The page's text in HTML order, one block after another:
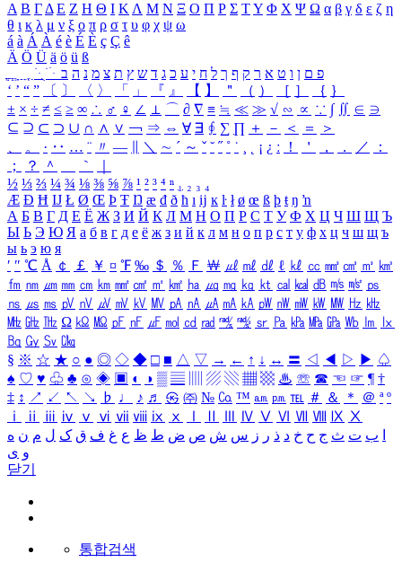
Α Β ΓΔ Ε Ζ Η Θ Ι ΚΛ Μ Ν Ξ Ο Π Ρ Σ ΤΥ Φ Χ Ψ Ω α β γ δ ε ζ η
θ ι κ λ μ ν ξ ο π ρ σ τ υ φ χ ψ ω
á à Á À é è É È ç Ç ê
Ä Ö Ü ä ö ü ß
ִֶֹ ֻּ ׁׂ פ ם ן ו ט א ר ק ף ך ל ח י ע כ ג ד ש ץ ת צ מ נ ה ב
‘ ’ “ ” 〔 〕 〈 〉 「 」 『 』 【 】 ＂ （ ） ［ ］ ｛ ｝
± × ÷ ≠ ≤ ≥ ∞ ∴ ♂ ♀ ∠ ⊥ ⌒ ∂ ∇ ≡ ≒ ≪ ≫ √ ∽ ∝ ∵ ∫ ∬ ∈ ∋
⊆ ⊇ ⊂ ⊃ ∪ ∩ ∧ ∨ ￢ ⇒ ⇔ ∀ ∃ ∮ ∑ ∏ ＋ － ＜ ＝
＞
、
。 · ‥ … ¨ 〃 ― ＼ ∼ ´ ～ ˇ ˘ ˝ ˚ ˙ ¸ ¡ ¿ ː ！ ＇ ， ． ／
：
；
？ ＾ ｀
½ ⅓ ⅔ ¼ ¾ ⅛ ⅜ ⅝ ⅞ ¹ ² ³ ⁴ ⁿ ₁ ₂ ₃ ₄
Æ Ð Ħ Ĳ Ł Ø Œ Þ Ŧ Ŋ æ đ ð ħ ı ĳ ĸ ŀ ł ø œ ß þ ŧ ŋ ŉ
А Б В Г Д Е Ё Ж З И Й К Л М Н О П Р С Т У Ф Х Ц Ч Ш Щ Ъ
Ы Ь Э Ю Я а б в г д е ё ж з и й к л м н о п р с т у ф х ц ч ш щ ъ
ы ь э ю я
′ ″ ℃ Å ￠ ￡ ￥ ¤ ℉ ‰ ＄ ％ Ｆ ￦ ㎕ ㎖ ㎗ ℓ ㎘ ㏄ ㎣ ㎤ ㎥ ㎦
㎙ ㎚ ㎛ ㎜ ㎝ ㎞ ㎟ ㎠ ㎡ ㎢ ㏊ ㎍ ㎎ ㎏ ㏏ ㎈ ㎉ ㏈ ㎧ ㎨ ㎰
㎱ ㎲ ㎳ ㎴ ㎵ ㎶ ㎷ ㎸ ㎹ ㎀ ㎁ ㎂ ㎃ ㎄ ㎺ ㎻ ㎽ ㎾ ㎿ ㎐ ㎑
㎒ ㎓ ㎔ Ω ㏀ ㏁ ㎊ ㎋ ㎌ ㏖ ㏅ ㎭ ㎮ ㎯ ㏛ ㎩ ㎪ ㎫ ㎬ ㏝ ㏐
㏓
㏃ ㏉ ㏜ ㏆
§ ※ ☆ ★ ○ ● ◎ ◇ ◆ □ ■ △ ▽ → ← ↑ ↓ ↔ 〓 ◁ ◀ ▷ ▶ ♤
♠ ♡ ♥ ♧ ♣ ⊙ ◈ ▣ ◐ ◑ ▒ ▤ ▨ ▧ ▦ ▩ ♨ ☏ ☎ ☜ ☞ ¶ †
‡ ↕ ↗ ↙ ↖ ↘ ♭ ♩ ♪ ♬ ㉿ ㈜ № ㏇ ™ ㏂ ㏘ ℡ ＃ ＆ ＊ ＠ ª º
ⅰ
ⅱ ⅲ ⅳ ⅴ ⅵ ⅶ ⅷ ⅸ ⅹ Ⅳ Ⅴ Ⅵ Ⅶ Ⅷ Ⅸ Ⅹ
ب ت ث ج ح خ د ذ ر ز س ش ص ض ط ظ ع غ ف ق ک ل م ن ه
و ی
닫기
통합검색